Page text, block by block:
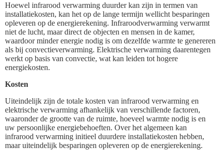
Hoewel infrarood verwarming duurder kan zijn in termen van
installatiekosten, kan het op de lange termijn wellicht besparingen
opleveren op de energierekening. Infraroodverwarming verwarmt
niet de lucht, maar direct de objecten en mensen in de kamer,
waardoor minder energie nodig is om dezelfde warmte te genereren
als bij convectieverwarming. Elektrische verwarming daarentegen
werkt op basis van convectie, wat kan leiden tot hogere
energiekosten.
Kosten
Uiteindelijk zijn de totale kosten van infrarood verwarming en
elektrische verwarming afhankelijk van verschillende factoren,
waaronder de grootte van de ruimte, hoeveel warmte nodig is en
uw persoonlijke energiebehoeften. Over het algemeen kan
infrarood verwarming initieel duurdere installatiekosten hebben,
maar uiteindelijk besparingen opleveren op de energierekening.